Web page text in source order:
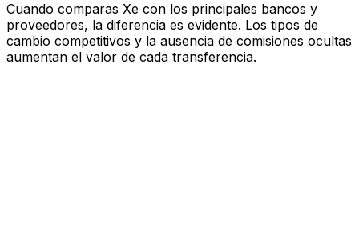
Cuando comparas Xe con los principales bancos y
proveedores, la diferencia es evidente. Los tipos de
cambio competitivos y la ausencia de comisiones ocultas
aumentan el valor de cada transferencia.